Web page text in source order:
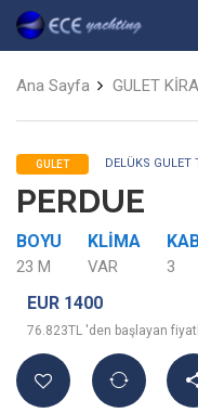
Ana Sayfa GULET
GULET DELÜKS GULET
PERDUE
BOYU
23 M
KLIMA
VAR 3
EUR 1400
76.823TL 'den başlayan